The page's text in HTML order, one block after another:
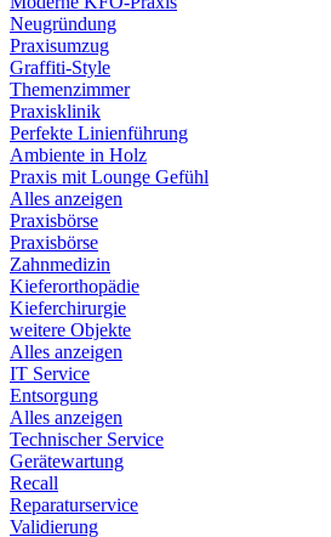
Neugründung
Praxisumzug
Graffiti-Style
Themenzimmer
Praxisklinik
Perfekte Linienführung
Ambiente in Holz
Praxis mit Lounge Gefühl
Alles anzeigen
Praxisbörse
Praxisbörse
Zahnmedizin
Kieferorthopädie
Kieferchirurgie
weitere Objekte
Alles anzeigen
IT Service
Entsorgung
Alles anzeigen
Technischer Service
Gerätewartung
Recall
Reparaturservice
Validierung